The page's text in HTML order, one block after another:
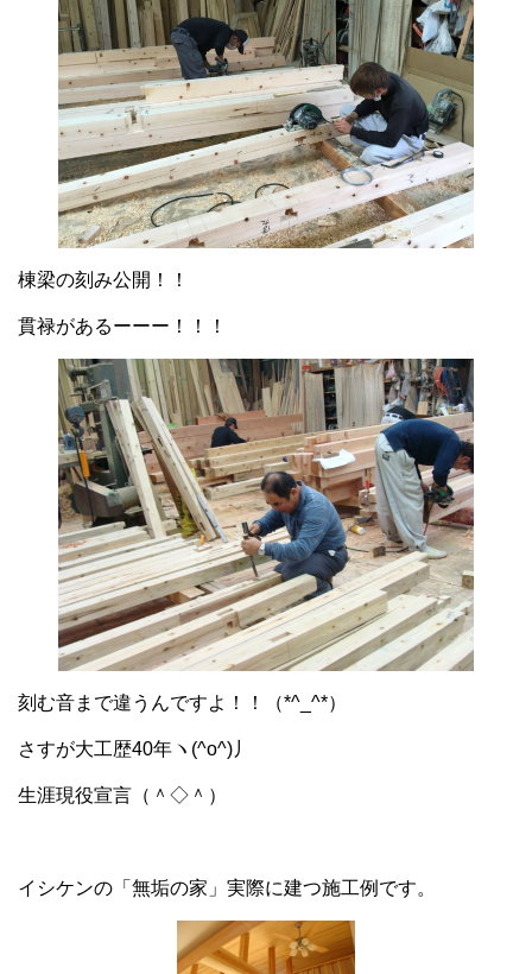
棟梁の刻み公開！！
貫禄があるーーー！！！
刻む音まで違うんですよ！！（*^_^*）
さすが大工歴40年ヽ(^o^)丿
生涯現役宣言（＾◇＾）
イシケンの「無垢の家」実際に建つ施工例です。